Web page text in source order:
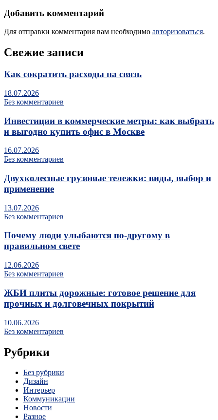
Добавить комментарий
Для отправки комментария вам необходимо авторизоваться.
Свежие записи
Как сократить расходы на связь
18.07.2026
Без комментариев
Инвестиции в коммерческие метры: как выбрать
и выгодно купить офис в Москве
16.07.2026
Без комментариев
Двухколесные грузовые тележки: виды, выбор и
применение
13.07.2026
Без комментариев
Почему люди улыбаются по‑другому в
правильном свете
12.06.2026
Без комментариев
ЖБИ плиты дорожные: готовое решение для
прочных и долговечных покрытий
10.06.2026
Без комментариев
Рубрики
Без рубрики
Дизайн
Интерьер
Коммуникации
Новости
Разное